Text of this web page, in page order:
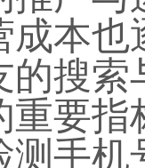
成本也
的搜索
重要指
测手机